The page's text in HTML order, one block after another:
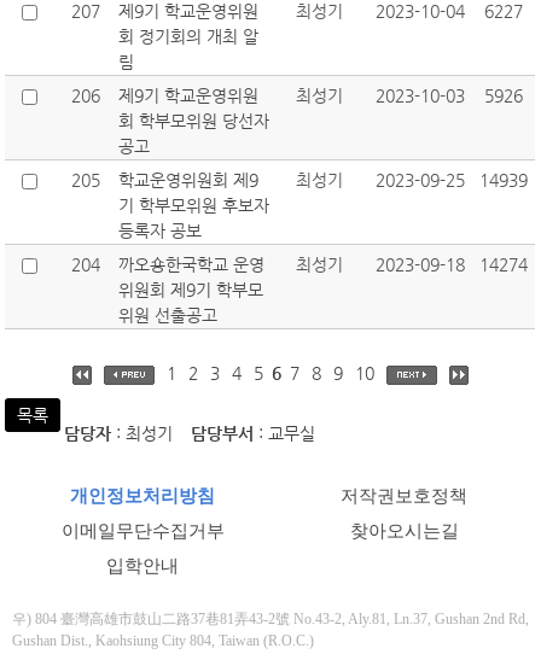
207
제9기 학교운영위원
회 정기회의 개최 알
림
최성기 2023-10-04 6227
206
제9기 학교운영위원
회 학부모위원 당선자
공고
최성기 2023-10-03 5926
205
학교운영위원회 제9
기 학부모위원 후보자
등록자 공보
최성기 2023-09-25 14939
204
까오숑한국학교 운영
위원회 제9기 학부모
위원 선출공고
최성기 2023-09-18 14274
1 2 3 4 5 6 7 8 9 10
목록
담당자 : 최성기 담당부서 : 교무실
개인정보처리방침
저작권보호정책
이메일무단수집거부
찾아오시는길
입학안내
우) 804 臺灣高雄市鼓山二路37巷81弄43-2號 No.43-2, Aly.81, Ln.37, Gushan 2nd Rd,
Gushan Dist., Kaohsiung City 804, Taiwan (R.O.C.)